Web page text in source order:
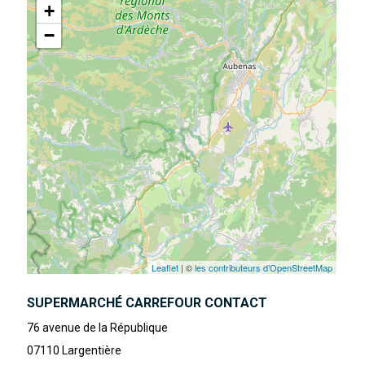
+
−
Leaflet | ©les contributeurs d’OpenStreetMap
SUPERMARCHÉ CARREFOUR CONTACT
76 avenue de la République
07110 Largentière